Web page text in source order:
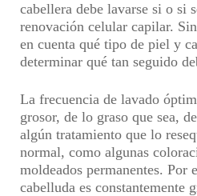
cabellera debe lavarse si o si
renovación celular capilar.
en cuenta qué tipo de piel y
determinar qué tan seguido
La frecuencia de lavado
grosor, de lo graso que sea,
algún tratamiento que lo
normal, como algunas
moldeados permanentes. Por
cabelluda es constantemente